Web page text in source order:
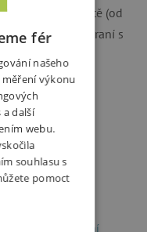
pro starší dítě (od
děti: mazlení, hraní s
Textilní
fér
našeho
měření výkonu
a další
webu.
souhlasu s
pomoct